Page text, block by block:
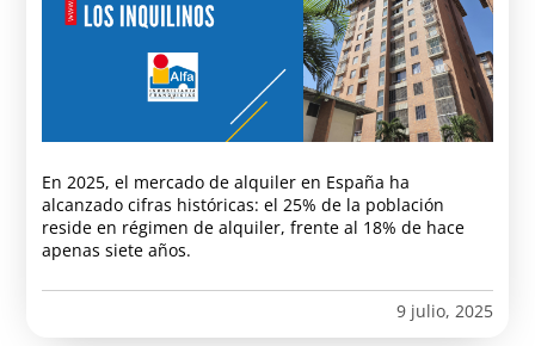
En 2025, el mercado de alquiler en España ha
alcanzado cifras históricas: el 25% de la población
reside en régimen de alquiler, frente al 18% de hace
apenas siete años.
9 julio, 2025